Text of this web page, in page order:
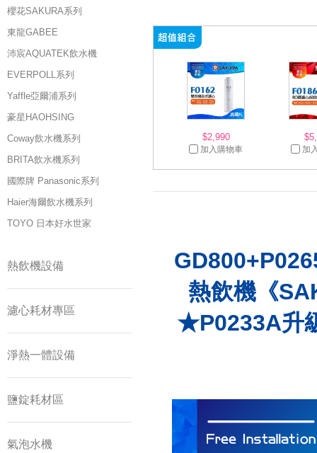
櫻花SAKURA系列
東龍GABEE
沛宸AQUATEK飲水機
EVERPOLL系列
Yaffle亞爾浦系列
豪星HAOHSING
Coway飲水機系列
BRITA飲水機系列
國際牌 Panasonic系列
Haier海爾飲水機系列
TOYO 日本好水世家
熱飲機設備
濾心耗材專區
淨熱一體設備
鹽錠耗材區
氣泡水機
$2,990
加入購物車 加
熱飲機《
★P0233A升